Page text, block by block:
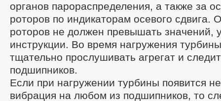
органов парораспределения, а также за
роторов по индикаторам осевого сдвига.
роторов не должен превышать значений,
инструкции. Во время нагружения
тщательно прослушивать агрегат и
подшипников.
Если при нагружении турбины появится
вибрация на любом из подшипников, то